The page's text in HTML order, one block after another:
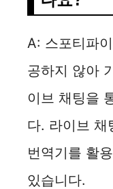
A: 스포티파
공하지 않아
이브 채팅을
다. 라이브 채
번역기를 활
있습니다.